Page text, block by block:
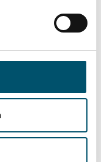
tempering #glass